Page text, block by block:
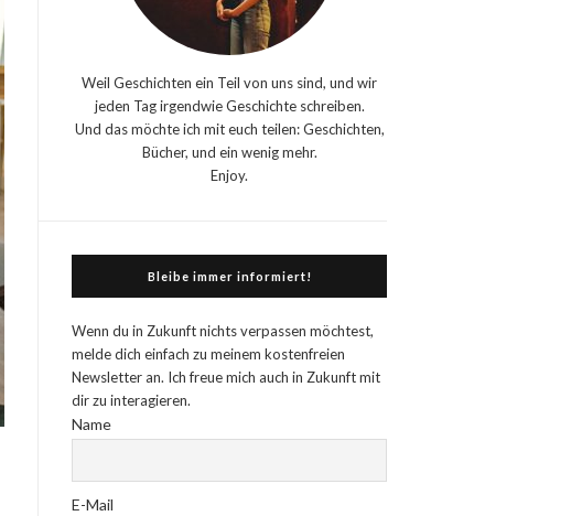
Weil Geschichten ein Teil von uns sind, und wir
jeden Tag irgendwie Geschichte schreiben.
Und das möchte ich mit euch teilen: Geschichten,
Bücher, und ein wenig mehr.
Enjoy.
Bleibe immer informiert!
Wenn du in Zukunft nichts verpassen möchtest,
melde dich einfach zu meinem kostenfreien
Newsletter an. Ich freue mich auch in Zukunft mit
dir zu interagieren.
Name
E-Mail